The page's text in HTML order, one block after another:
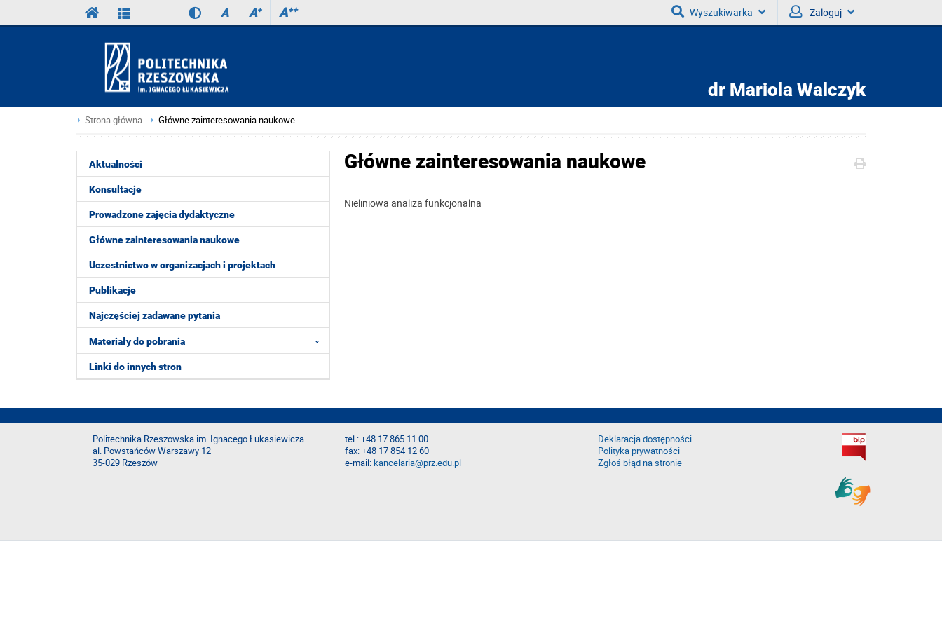
A A+ A++ Wyszukiwarka Zaloguj
dr Mariola Walczyk
Strona główna Główne zainteresowania naukowe
Aktualności
Konsultacje
Prowadzone zajęcia dydaktyczne
Główne zainteresowania naukowe
Uczestnictwo w organizacjach i projektach
Publikacje
Najczęściej zadawane pytania
Materiały do pobrania
Linki do innych stron
Główne zainteresowania naukowe
Nieliniowa analiza funkcjonalna
Politechnika Rzeszowska im. Ignacego Łukasiewicza
al. Powstańców Warszawy 12
35-029 Rzeszów
tel.: +48 17 865 11 00
fax: +48 17 854 12 60
e-mail:kancelaria@prz.edu.pl
Deklaracja dostępności
Polityka prywatności
Zgłoś błąd na stronie